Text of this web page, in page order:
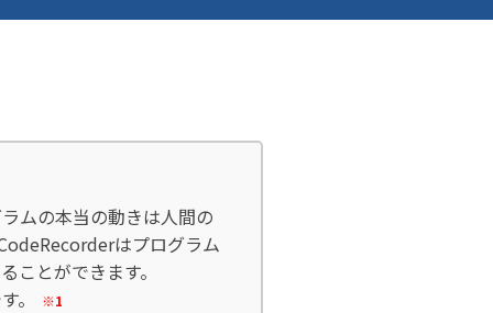
ムの本当の動きは人間の
はプログラム
ことができます。
。
※1